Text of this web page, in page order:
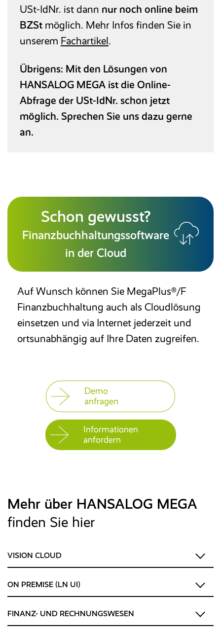
USt-IdNr. ist dann nur noch online beim
BZSt möglich. Mehr Infos finden Sie in
unserem Fachartikel.
Übrigens: Mit den Lösungen von
HANSALOG MEGA ist die Online-
Abfrage der USt-IdNr. schon jetzt
möglich. Sprechen Sie uns dazu gerne
an.
Schon gewusst?
Finanzbuchhaltungssoftware
in der Cloud
Auf Wunsch können Sie MegaPlus®/F
Finanzbuchhaltung auch als Cloudlösung
einsetzen und via Internet jederzeit und
ortsunabhängig auf Ihre Daten zugreifen.
Demo
anfragen
Informationen
anfordern
Mehr über HANSALOG MEGA
finden Sie hier
VISION CLOUD
ON PREMISE (LN UI)
FINANZ- UND RECHNUNGSWESEN